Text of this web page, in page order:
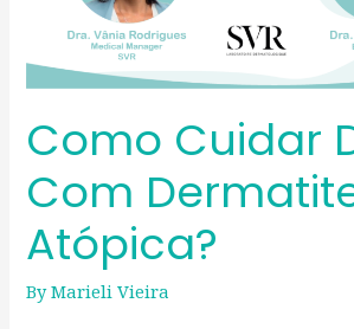
Como Cuidar
Com
Atópica?
ByMarieli Vieira